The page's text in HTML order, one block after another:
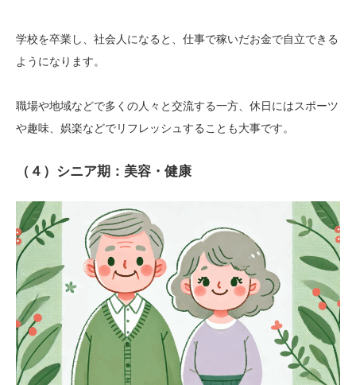
学校を卒業し、社会人になると、仕事で稼いだお金で自立できる
ようになります。
職場や地域などで多くの人々と交流する一方、休日にはスポーツ
や趣味、娯楽などでリフレッシュすることも大事です。
（４）シニア期：美容・健康